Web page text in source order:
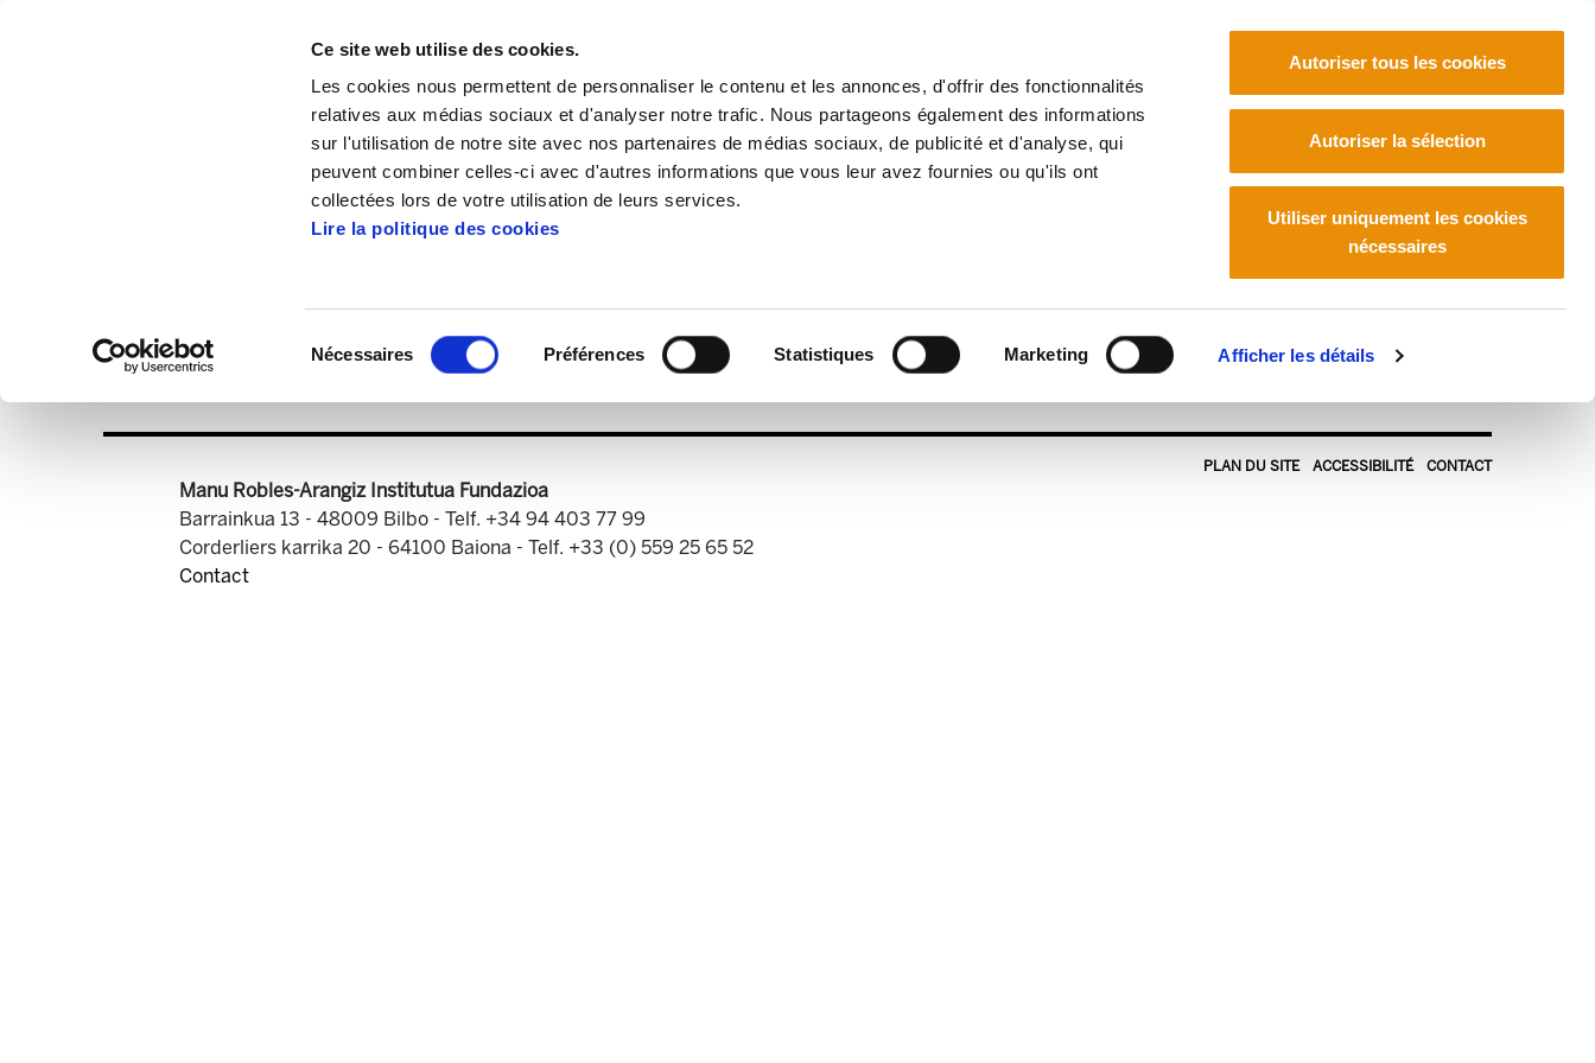
Ce site web utilise des cookies.
Les cookies nous permettent de personnaliser le contenu et les annonces, d'offrir des fonctionnalités
relatives aux médias sociaux et d'analyser notre trafic. Nous partageons également des informations
sur l'utilisation de notre site avec nos partenaires de médias sociaux, de publicité et d'analyse, qui
peuvent combiner celles-ci avec d'autres informations que vous leur avez fournies ou qu'ils ont
collectées lors de votre utilisation de leurs services.
Lire la politique des cookies
Nécessaires Préférences Statistiques Marketing Afficher les détails
Autoriser tous les cookies
Autoriser la sélection
Utiliser uniquement les cookies
nécessaires
Publications Astekaria Astekaria 43
Astekaria 43.PDF
PLAN DU SITE ACCESSIBILITÉ CONTACT
Manu Robles-Arangiz Institutua Fundazioa
Barrainkua 13 - 48009 Bilbo - Telf. +34 94 403 77 99
Corderliers karrika 20 - 64100 Baiona - Telf. +33 (0) 559 25 65 52
Contact